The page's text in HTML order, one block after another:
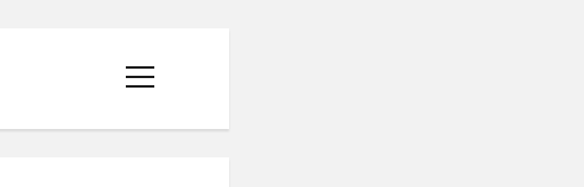
menüyü
aç